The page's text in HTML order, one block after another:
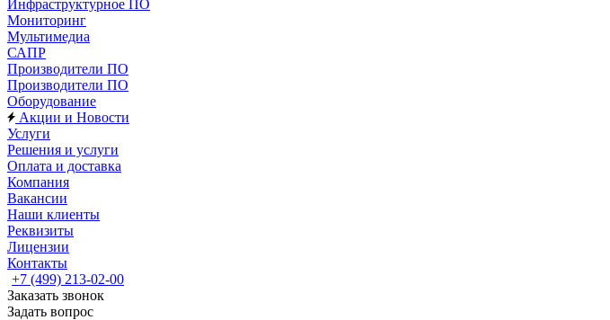
Инфраструктурное ПО
Мониторинг
Мультимедиа
САПР
Производители ПО
Производители ПО
Оборудование
Акции и Новости
Услуги
Решения и услуги
Оплата и доставка
Компания
Вакансии
Наши клиенты
Реквизиты
Лицензии
Контакты
+7 (499) 213-02-00
Заказать звонок
Задать вопрос